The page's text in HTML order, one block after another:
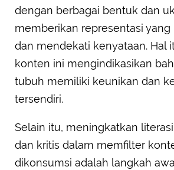
dengan berbagai bentuk dan
memberikan representasi yang
dan mendekati kenyataan. Hal
konten ini mengindikasikan
tubuh memiliki keunikan dan
tersendiri.
Selain itu, meningkatkan
dan kritis dalam memfilter
dikonsumsi adalah langkah